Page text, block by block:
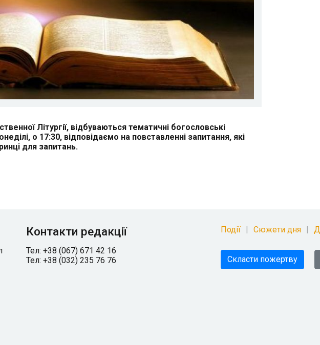
Літургії, відбуваються тематичні богословські
о 17:30, відповідаємо на повставленні запитання, які
для запитань.
Контакти редакції
Тел: +38 (067) 671 42 16
Тел: +38 (032) 235 76 76
Події Сюжети дня
Скласти пожертву